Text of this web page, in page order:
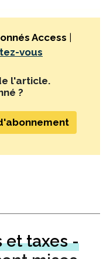
Access |
vous
l'article.
?
et taxes -